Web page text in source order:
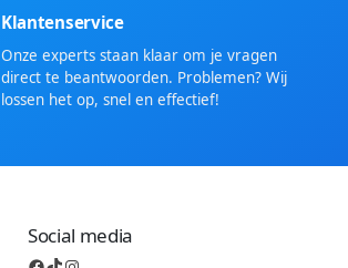
Klantenservice
Onze experts staan klaar om je vragen
direct te beantwoorden. Problemen? Wij
lossen het op, snel en effectief!
Social media